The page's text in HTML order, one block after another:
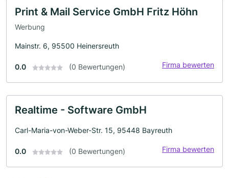
Print & Mail Service GmbH Fritz Höhn
Werbung
Mainstr. 6, 95500 Heinersreuth
0.0 (0 Bewertungen) Firma bewerten
Realtime - Software GmbH
Carl-Maria-von-Weber-Str. 15, 95448 Bayreuth
0.0 (0 Bewertungen) Firma bewerten